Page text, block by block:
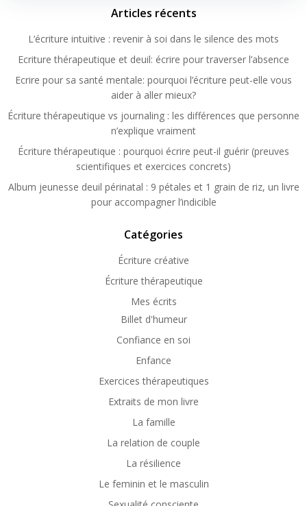
Articles récents
L’écriture intuitive : revenir à soi dans le silence des mots
Ecriture thérapeutique et deuil: écrire pour traverser l’absence
Ecrire pour sa santé mentale: pourquoi l’écriture peut-elle vous
aider à aller mieux?
Écriture thérapeutique vs journaling : les différences que personne
n’explique vraiment
Écriture thérapeutique : pourquoi écrire peut-il guérir (preuves
scientifiques et exercices concrets)
Album jeunesse deuil périnatal : 9 pétales et 1 grain de riz, un livre
pour accompagner l’indicible
Catégories
Écriture créative
Écriture thérapeutique
Mes écrits
Billet d'humeur
Confiance en soi
Enfance
Exercices thérapeutiques
Extraits de mon livre
La famille
La relation de couple
La résilience
Le feminin et le masculin